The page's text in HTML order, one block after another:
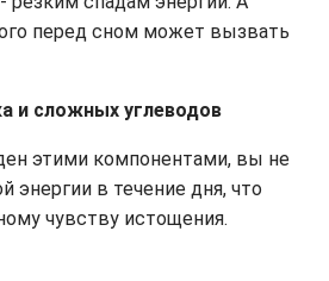
перед сном может вызвать
и сложных углеводов
этими компонентами, вы не
энергии в течение дня, что
чувству истощения.